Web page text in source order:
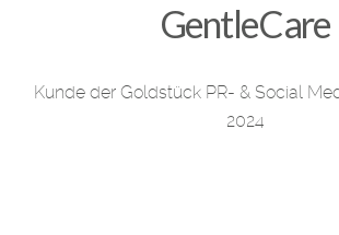
GentleCare
Kunde der Goldstück PR- & Social
2024